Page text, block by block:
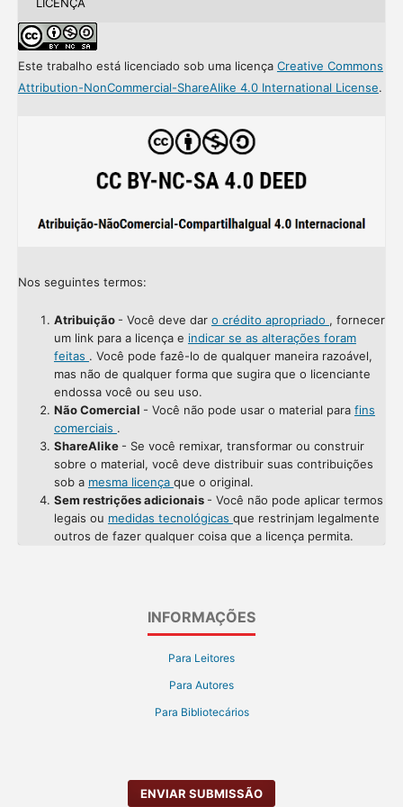
LICENÇA
Este trabalho está licenciado sob uma licença Creative Commons
Attribution-NonCommercial-ShareAlike 4.0 International License.
Nos seguintes termos:
Atribuição - Você deve dar o crédito apropriado , fornecer
um link para a licença e indicar se as alterações foram
feitas . Você pode fazê-lo de qualquer maneira razoável,
mas não de qualquer forma que sugira que o licenciante
endossa você ou seu uso.
Não Comercial - Você não pode usar o material para fins
comerciais .
ShareAlike - Se você remixar, transformar ou construir
sobre o material, você deve distribuir suas contribuições
sob a mesma licença que o original.
Sem restrições adicionais - Você não pode aplicar termos
legais ou medidas tecnológicas que restrinjam legalmente
outros de fazer qualquer coisa que a licença permita.
INFORMAÇÕES
Para Leitores
Para Autores
Para Bibliotecários
ENVIAR SUBMISSÃO